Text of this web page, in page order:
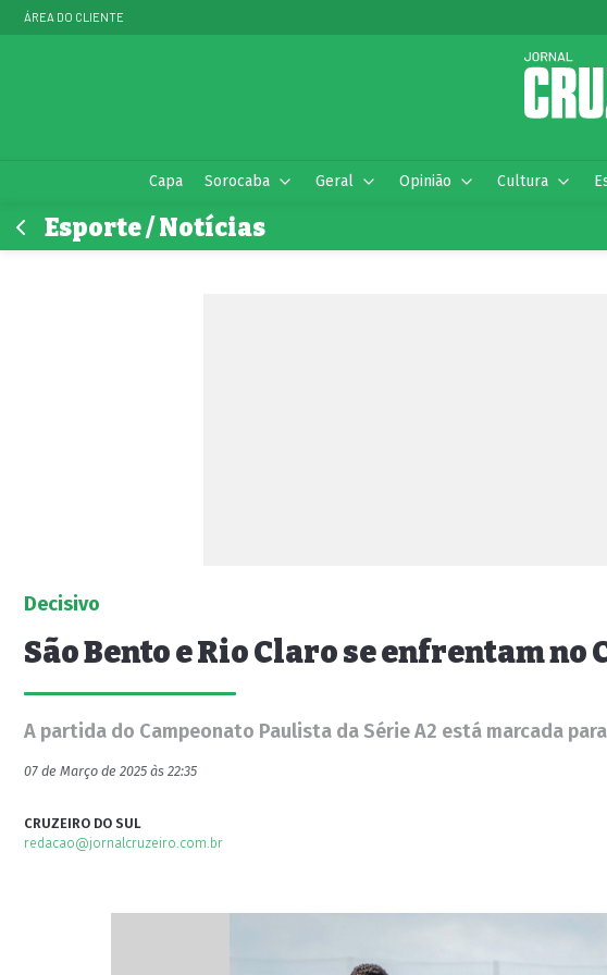
ÁREA DO CLIENTE
Capa Sorocaba Geral Opinião Cultura
Esporte / Notícias
Decisivo
São Bento e Rio Claro se enfrentam
A partida do Campeonato Paulista da Série A2 está marcada
07 de Março de 2025 às 22:35
CRUZEIRO DO SUL
redacao@jornalcruzeiro.com.br